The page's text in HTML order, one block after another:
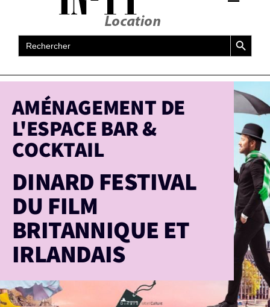
Search
for:
Search Button
AMÉNAGEMENT DE
L'ESPACE BAR &
COCKTAIL
DINARD FESTIVAL
DU FILM
BRITANNIQUE ET
IRLANDAIS